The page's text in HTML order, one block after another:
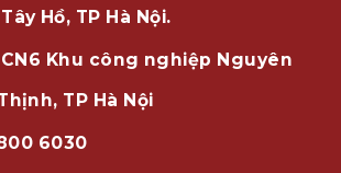
Hồ, TP Hà Nội.
CN6 Khu công nghiệp Nguyên
TP Hà Nội
6030